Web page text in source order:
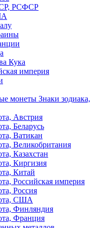
РСФСР
Кука
империя
монеты Знаки зодиака,
Австрия
Беларусь
Ватикан
Великобритания
Казахстан
Киргизия
Китай
Российская империя
Россия
США
Финляндия
Франция